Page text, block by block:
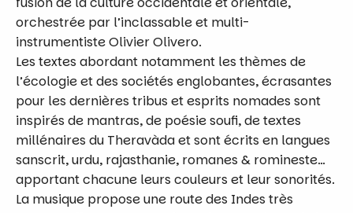
orchestrée par l’inclassable et multi-
instrumentiste Olivier Olivero.
Les textes abordant notamment les thèmes de
l’écologie et des sociétés englobantes, écrasantes
pour les dernières tribus et esprits nomades sont
inspirés de mantras, de poésie soufi, de textes
millénaires du Theravàda et sont écrits en langues
sanscrit, urdu, rajasthanie, romanes & romineste…
apportant chacune leurs couleurs et leur sonorités.
La musique propose une route des Indes très